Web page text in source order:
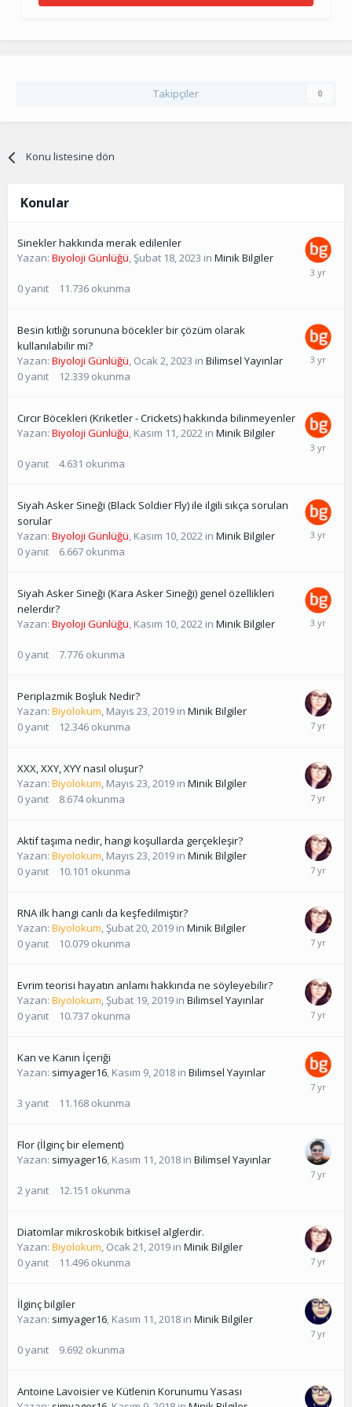
Takipçiler 0
Konu listesine dön
Konular
Sinekler hakkında merak edilenler
Yazan: Biyoloji Günlüğü,Şubat 18, 2023 in Minik Bilgiler
0yanıt 11.736 okunma
Besin kıtlığı sorununa böcekler bir çözüm olarak
kullanılabilir mi?
Yazan: Biyoloji Günlüğü, Ocak 2, 2023 in Bilimsel Yayınlar
0yanıt 12.339 okunma
Cırcır Böcekleri (Kriketler - Crickets) hakkında bilinmeyenler
Yazan: Biyoloji Günlüğü, Kasım 11, 2022 in Minik Bilgiler
0yanıt 4.631 okunma
Siyah Asker Sineği (Black Soldier Fly) ile ilgili sıkça sorulan
sorular
Yazan: Biyoloji Günlüğü, Kasım 10, 2022 in Minik Bilgiler
0yanıt 6.667 okunma
Siyah Asker Sineği (Kara Asker Sineği) genel özellikleri
nelerdir?
Yazan: Biyoloji Günlüğü, Kasım 10, 2022 in Minik Bilgiler
0yanıt 7.776 okunma
Periplazmik Boşluk Nedir?
Yazan: Biyolokum, Mayıs 23, 2019 in Minik Bilgiler
0yanıt 12.346 okunma
XXX, XXY, XYY nasıl oluşur?
Yazan: Biyolokum, Mayıs 23, 2019 in Minik Bilgiler
0yanıt 8.674 okunma
Aktif taşıma nedir, hangi koşullarda gerçekleşir?
Yazan: Biyolokum, Mayıs 23, 2019 in Minik Bilgiler
0yanıt 10.101 okunma
RNA ilk hangi canlı da keşfedilmiştir?
Yazan: Biyolokum,Şubat 20, 2019 in Minik Bilgiler
0yanıt 10.079 okunma
Evrim teorisi hayatın anlamı hakkında ne söyleyebilir?
Yazan: Biyolokum,Şubat 19, 2019 in Bilimsel Yayınlar
0yanıt 10.737 okunma
Kan ve Kanın İçeriği
Yazan: simyager16, Kasım 9, 2018 in Bilimsel Yayınlar
3 yanıt 11.168 okunma
Flor (İlginç bir element)
Yazan: simyager16, Kasım 11, 2018 in Bilimsel Yayınlar
2yanıt 12.151 okunma
Diatomlar mikroskobik bitkisel alglerdir.
Yazan: Biyolokum, Ocak 21, 2019 in Minik Bilgiler
0yanıt 11.496 okunma
İlginç bilgiler
Yazan: simyager16, Kasım 11, 2018 in Minik Bilgiler
0yanıt 9.692 okunma
Antoine Lavoisier ve Kütlenin Korunumu Yasası